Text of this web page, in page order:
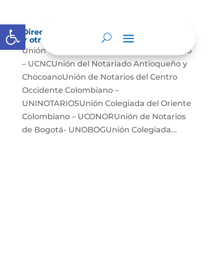
Abrir barra de herramientas
Directorio de agremiaciones, asociaciones
y otros grupos de interés
Unión Colegiada de Notariado Colombiano
– UCNCUnión del Notariado Antioqueño y
ChocoanoUnión de Notarios del Centro
Occidente Colombiano –
UNINOTARIOSUnión Colegiada del Oriente
Colombiano – UCONORUnión de Notarios
de Bogotá- UNOBOGUnión Colegiada...